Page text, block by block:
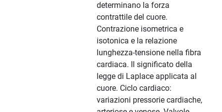
determinano la forza
contrattile del cuore.
Contrazione isometrica e
isotonica e la relazione
lunghezza-tensione nella fibra
cardiaca. Il significato della
legge di Laplace applicata al
cuore. Ciclo cardiaco:
variazioni pressorie cardiache,